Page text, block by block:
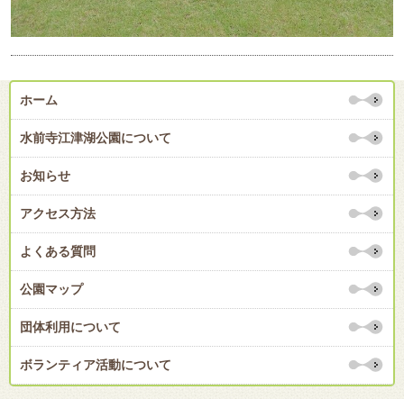
ホーム
水前寺江津湖公園について
お知らせ
アクセス方法
よくある質問
公園マップ
団体利用について
ボランティア活動について